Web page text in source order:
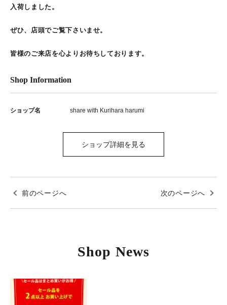
入荷しました。
ぜひ、店頭でご覧下さいませ。
皆様のご来店を心よりお待ちしております。
Shop Information
ショップ名 share with Kurihara harumi
ショップ詳細を見る
前のページへ 次のページへ
Shop News